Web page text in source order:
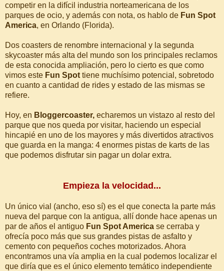
competir en la difícil industria norteamericana de los
parques de ocio, y además con nota, os hablo de Fun Spot
America, en Orlando (Florida).
Dos coasters de renombre internacional y la segunda
skycoaster más alta del mundo son los principales reclamos
de esta conocida ampliación, pero lo cierto es que como
vimos este Fun Spot tiene muchísimo potencial, sobretodo
en cuanto a cantidad de rides y estado de las mismas se
refiere.
Hoy, en Bloggercoaster, echaremos un vistazo al resto del
parque que nos queda por visitar, haciendo un especial
hincapié en uno de los mayores y más divertidos atractivos
que guarda en la manga: 4 enormes pistas de karts de las
que podemos disfrutar sin pagar un dolar extra.
Empieza la velocidad...
Un único vial (ancho, eso sí) es el que conecta la parte más
nueva del parque con la antigua, allí donde hace apenas un
par de años el antiguo Fun Spot America se cerraba y
ofrecía poco más que sus grandes pistas de asfalto y
cemento con pequeños coches motorizados. Ahora
encontramos una vía amplia en la cual podemos localizar el
que diría que es el único elemento temático independiente